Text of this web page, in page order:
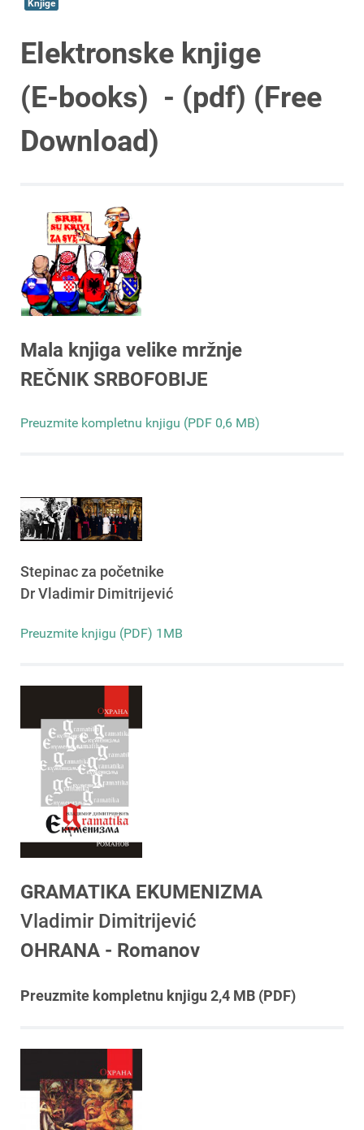
Knjige
Elektronske knjige
(E-books) - (pdf) (Free
Download)
Mala knjiga velike mržnje
REČNIK SRBOFOBIJE
Preuzmite kompletnu knjigu (PDF 0,6 MB)
Stepinac za početnike
Dr Vladimir Dimitrijević
Preuzmite knjigu (PDF) 1MB
GRAMATIKA EKUMENIZMA
Vladimir Dimitrijević
OHRANA - Romanov
Preuzmite kompletnu knjigu 2,4 MB (PDF)